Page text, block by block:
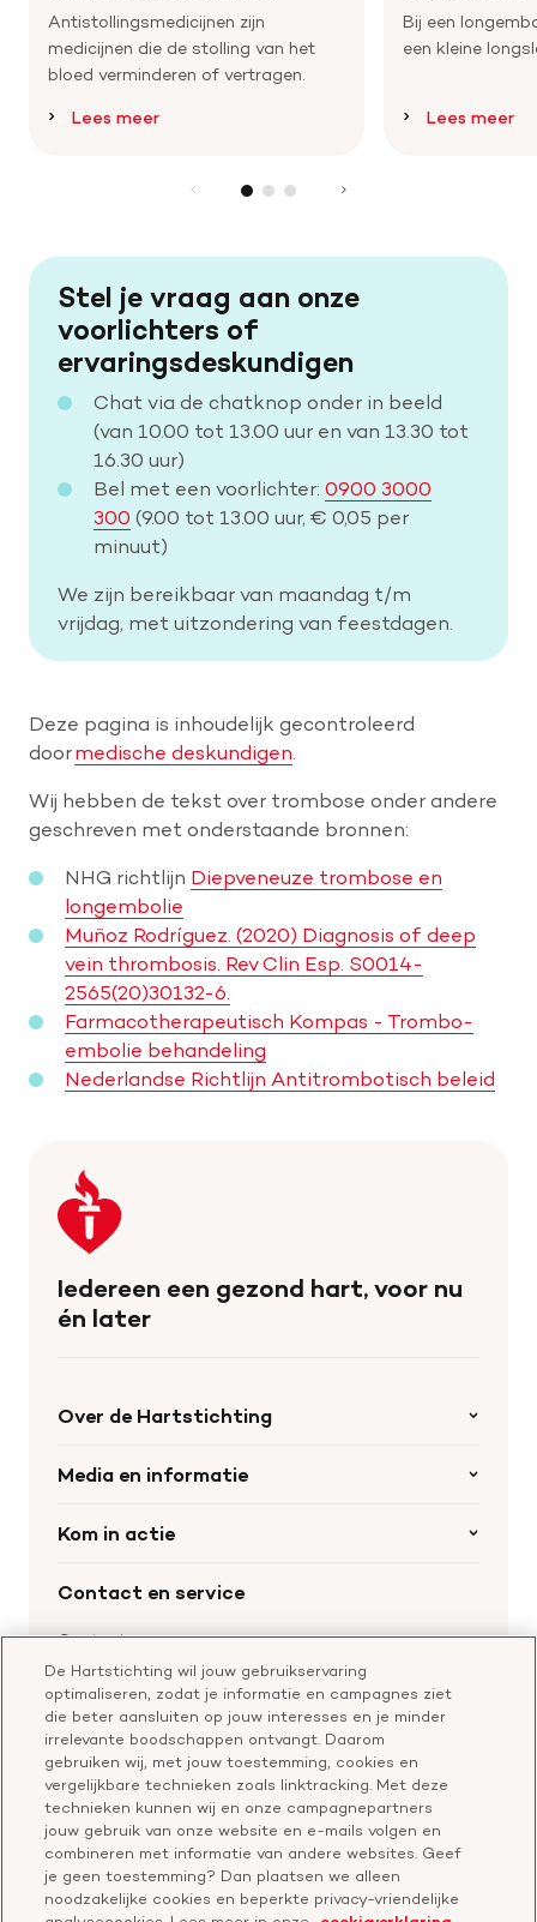
Antistollingsmedicijnen zijn
medicijnen die de stolling van het
bloed verminderen of vertragen.
Lees meer
Bij een
een kleine
Lees meer
Stel je vraag aan onze
voorlichters of
ervaringsdeskundigen
Chat via de chatknop onder in beeld
(van 10.00 tot 13.00 uur en van 13.30 tot
16.30 uur)
Bel met een voorlichter: 0900 3000
300 (9.00 tot 13.00 uur, € 0,05 per
minuut)
We zijn bereikbaar van maandag t/m
vrijdag, met uitzondering van feestdagen.
Deze pagina is inhoudelijk gecontroleerd
doormedische deskundigen
Wij hebben de tekst over trombose onder andere
geschreven met onderstaande bronnen:
NHG richtlijn Diepveneuze trombose en
longembolie
Muñoz Rodríguez. (2020) Diagnosis of deep
vein thrombosis. Rev Clin Esp. S0014-
2565(20)30132-6.
Farmacotherapeutisch Kompas - Trombo-
embolie behandeling
Nederlandse Richtlijn Antitrombotisch beleid
Keer
terug
naar
homepage
Iedereen een gezond hart, voor nu
én later
Over de Hartstichting
Organisatie
Werken bij de Hartstichting
Media en informatie
Nieuws
Materialen bestellen
Aanmelden nieuwsbrief
Kom in actie
Leer reanimeren
Geef ter nagedachtenis
Start een actie
Contact en service
Contactgegevens
Bel of chat met een voorlichter
Vragen over donateurschap
Klachtenformulier
Check je gesprek
Doneer
De Hartstichting wil jouw gebruikservaring
optimaliseren, zodat je informatie en campagnes ziet
die beter aansluiten op jouw interesses en je minder
irrelevante boodschappen ontvangt. Daarom
gebruiken wij, met jouw toestemming, cookies en
vergelijkbare technieken zoals linktracking. Met deze
technieken kunnen wij en onze campagnepartners
jouw gebruik van onze website en e-mails volgen en
combineren met informatie van andere websites. Geef
je geen toestemming? Dan plaatsen we alleen
noodzakelijke cookies en beperkte privacy-vriendelijke